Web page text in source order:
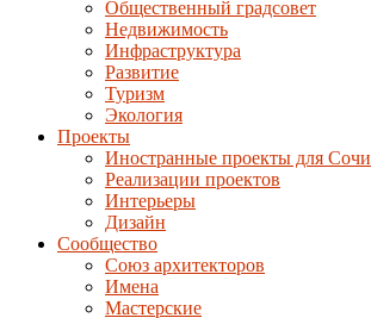
Общественный градсовет
Недвижимость
Инфраструктура
Развитие
Туризм
Экология
Проекты
Иностранные проекты для Сочи
Реализации проектов
Интерьеры
Дизайн
Сообщество
Союз архитекторов
Имена
Мастерские